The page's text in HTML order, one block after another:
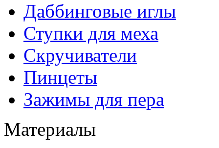
Даббинговые иглы
Ступки для меха
Скручиватели
Пинцеты
Зажимы для пера
Материалы